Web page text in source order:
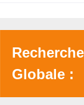
Recherche
Globale :